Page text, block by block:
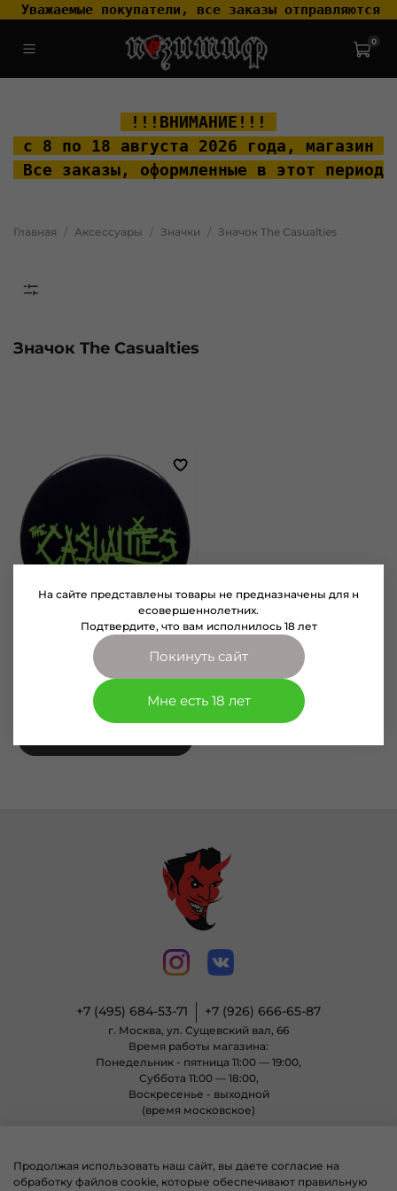
Уважаемые покупатели, все заказы отправляются
0
!!!ВНИМАНИЕ!!!
с 8 по 18 августа 2026 года, магазин
Все заказы, оформленные в этот
Главная Аксессуары Значки Значок The Casualties
Значок The Casualties
Значок The Casualties 36 мм
+7 (495) 684-53-71 +7 (926) 666-65-87
г. Москва, ул. Сущевский вал, 66
Время работы магазина:
Понедельник - пятница 11:00 — 19:00,
Суббота 11:00 — 18:00,
Воскресенье - выходной
(время московское)
© 2004 - 2025 Магазин неформальной одежды «Позитиф» все права
Продолжая использовать наш сайт, вы даете согласие на
обработку файлов cookie, которые обеспечивают правильную
На сайте представлены товары не предназначены для н
есовершеннолетних.
Подтвердите, что вам исполнилось 18 лет
Покинуть сайт
Мне есть 18 лет